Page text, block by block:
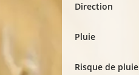
Direction
Pluie
Risque de pluie